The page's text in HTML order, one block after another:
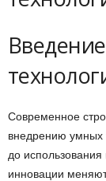
Современное
внедрению умных
до
инновации